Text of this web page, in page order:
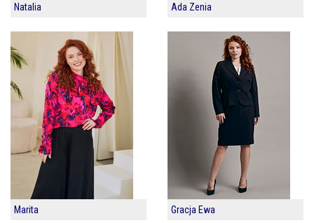
Natalia Ada Zenia
Marita Gracja Ewa